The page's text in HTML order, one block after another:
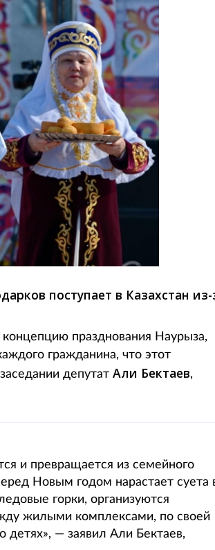
поступает в Казахстан из-
празднования Наурыза,
гражданина, что этот
депутат Али Бектаев,
и превращается из семейного
Новым годом нарастает суета
горки, организуются
жилыми комплексами, по своей
— заявил Али Бектаев,